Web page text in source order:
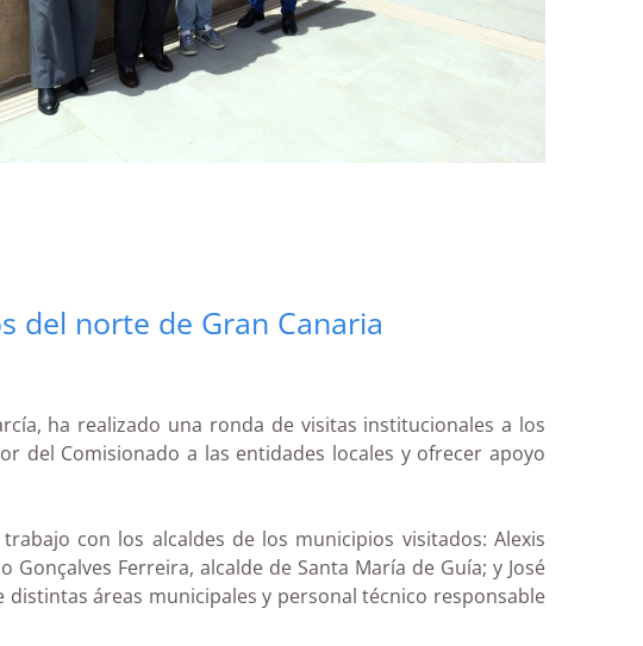
del norte de Gran Canaria
ha realizado una ronda de visitas institucionales a los
del Comisionado a las entidades locales y ofrecer apoyo
con los alcaldes de los municipios visitados: Alexis
Ferreira, alcalde de Santa María de Guía; y José
áreas municipales y personal técnico responsable